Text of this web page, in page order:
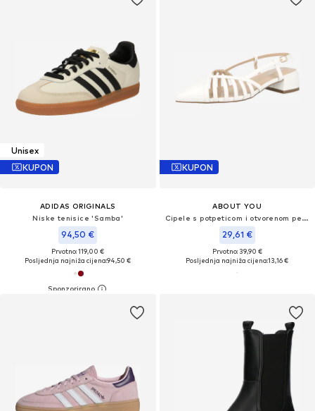
Unisex
KUPON
ADIDAS ORIGINALS
Niske tenisice 'Samba'
94,50 €
Prvotno: 119,00 €
Posljednja najniža cijena:94,50 €
KUPON
ABOUT YOU
Cipele s potpeticom i otvorenom petom 'Cosima'
29,61 €
Prvotno: 39,90 €
Posljednja najniža cijena:13,16 €